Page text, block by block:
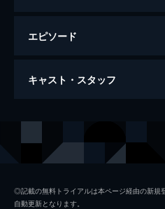
エピソード
ラ・ラ・ランド
キャスト・スタッフ
ミア
◎記載の無料トライアルは本ページ経由の新規
自動更新となります。